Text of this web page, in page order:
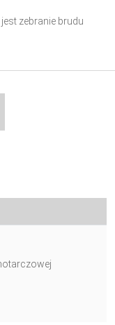
zebranie brudu